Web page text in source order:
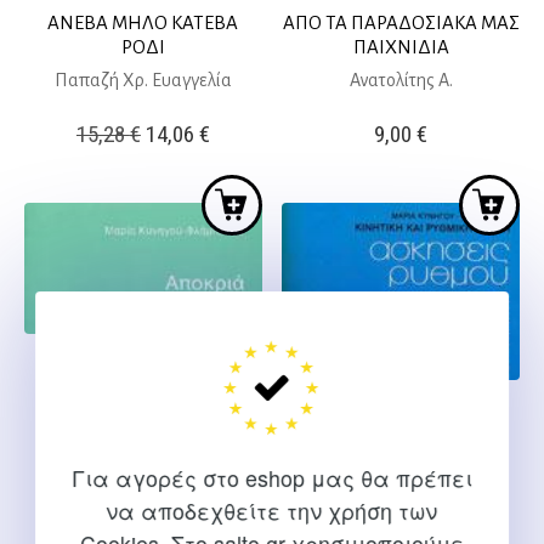
Για αγορές στο eshop μας θα πρέπει
να αποδεχθείτε την χρήση των
ΑΝΕΒΑ ΜΗΛΟ ΚΑΤΕΒΑ
ΡΟΔΙ
Παπαζή Χρ. Ευαγγελία
15,28€ Original
was:
15,28 €.
14,06 €Η
τιμή
είναι:
14,06 €.
ΑΠΟ ΤΑ ΠΑΡΑΔΟΣΙΑΚΑ ΜΑΣ
ΠΑΙΧΝΙΔΙΑ
Ανατολίτης Α.
9,00€
Κυνηγού Φλάμπουρα Μ.
12,50